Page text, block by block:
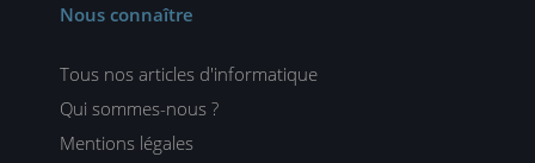
Nous connaître
Tous nos articles d'informatique
Qui sommes-nous ?
Mentions légales